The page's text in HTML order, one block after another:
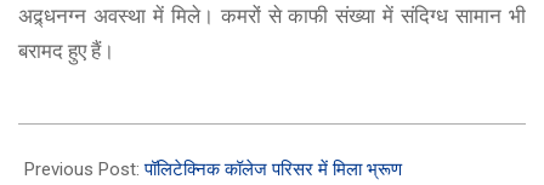
अद्र्धनग्न अवस्था में मिले। कमरों से काफी संख्या में संदिग्ध सामान भी
बरामद हुए हैं।
02-
Previous Post:पॉलिटेक्निक कॉलेज परिसर में मिला भ्रूण